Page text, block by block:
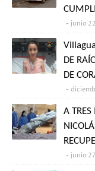
junio
DE
DE
A
junio